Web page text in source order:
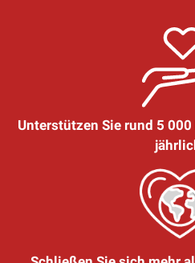
Unterstützen Sie rund 5